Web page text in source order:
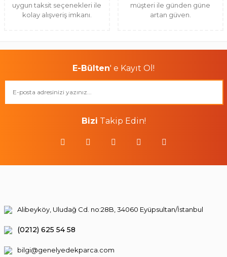
uygun taksit seçenekleri ile
kolay alışveriş imkanı.
müşteri ile günden güne
artan güven.
E-Bülten' e Kayıt Ol!
Bizi Takip Edin!
Alibeyköy, Uludağ Cd. no:28B, 34060 Eyüpsultan/İstanbul
(0212) 625 54 58
bilgi@genelyedekparca.com